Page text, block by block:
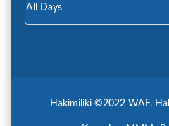
All Days
Hakimiliki ©2022 WAF.